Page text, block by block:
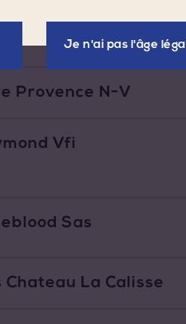
Je n'ai pas l'âge légal
Provence N-V
Vfi
Sas
Chateau La Calisse